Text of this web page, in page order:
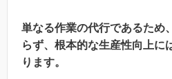
単なる作業の代行であるため
らず、根本的な生産性向上に
ります。